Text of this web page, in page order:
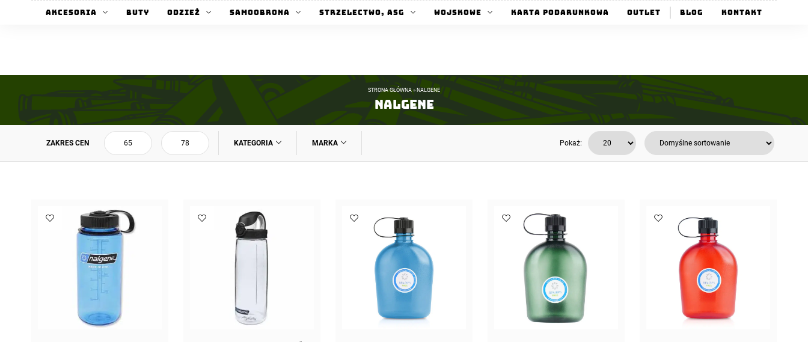
Akcesoria Buty Odzież Samoobrona Strzelectwo, ASG Wojskowe Karta Podarunkowa Outlet Blog Kontakt
STRONA GŁÓWNA» NALGENE
Nalgene
ZAKRES CEN KATEGORIA MARKA Pokaż: